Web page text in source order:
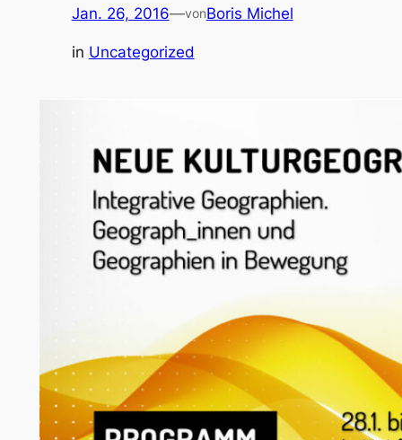
Jan. 26, 2016—vonBoris Michel
in Uncategorized